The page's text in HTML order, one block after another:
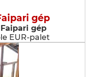
gép
gép
EUR-palet